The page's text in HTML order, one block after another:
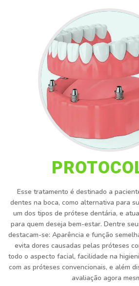
Esse tratamento é destinado a
dentes na boca, como alternativa para
um dos tipos de prótese dentária, e
para quem deseja bem-estar. Dentre
destacam-se: Aparência e função
evita dores causadas pelas próteses
todo o aspecto facial, facilidade na
com as próteses convencionais, e além
avaliação agora